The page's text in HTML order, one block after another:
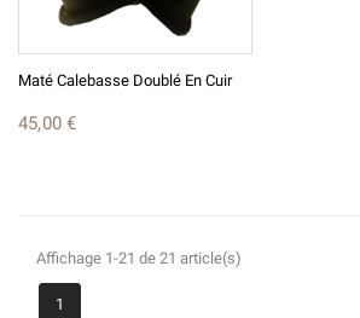
Maté Calebasse Doublé En Cuir
45,00 €
Affichage 1-21 de 21 article(s)
1